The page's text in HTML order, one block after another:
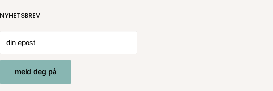
NYHETSBREV
din epost
meld deg på